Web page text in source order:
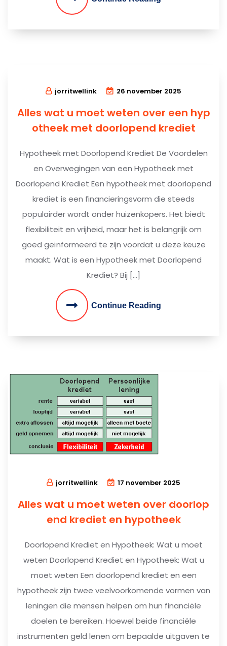
jorritwellink 26 november 2025
Alles wat u moet weten over een hyp
otheek met doorlopend krediet
Hypotheek met Doorlopend Krediet De Voordelen
en Overwegingen van een Hypotheek met
Doorlopend Krediet Een hypotheek met doorlopend
krediet is een financieringsvorm die steeds
populairder wordt onder huizenkopers. Het biedt
flexibiliteit en vrijheid, maar het is belangrijk om
goed geïnformeerd te zijn voordat u deze keuze
maakt. Wat is een Hypotheek met Doorlopend
Krediet? Bij […]
Continue Reading
jorritwellink 17 november 2025
Alles wat u moet weten over doorlop
end krediet en hypotheek
Doorlopend Krediet en Hypotheek: Wat u moet
weten Doorlopend Krediet en Hypotheek: Wat u
moet weten Een doorlopend krediet en een
hypotheek zijn twee veelvoorkomende vormen van
leningen die mensen helpen om hun financiële
doelen te bereiken. Hoewel beide financiële
instrumenten geld lenen om bepaalde uitgaven te